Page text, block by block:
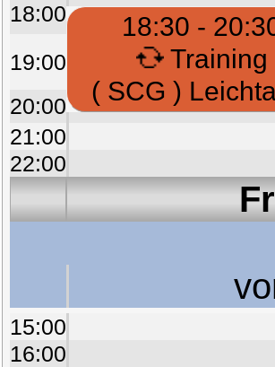
18:00
18:30 -
Training
( SCG )
19:00
20:00
21:00
22:00
15:00
16:00